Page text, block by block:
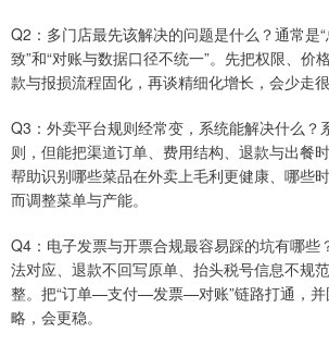
Q2：多门店最先该解决的问题是什么？通常是
致”和“对账与数据口径不统一”。先把权限、价
款与报损流程固化，再谈精细化增长，会少走很
Q3：外卖平台规则经常变，系统能解决什么？
则，但能把渠道订单、费用结构、退款与出餐
帮助识别哪些菜品在外卖上毛利更健康、哪些
而调整菜单与产能。
Q4：电子发票与开票合规最容易踩的坑有哪些
法对应、退款不回写原单、抬头税号信息不规
整。把“订单—支付—发票—对账”链路打通，并
略，会更稳。